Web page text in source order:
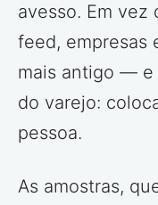
avesso. Em
feed, empresas
mais antigo —
do varejo:
pessoa.
As amostras,